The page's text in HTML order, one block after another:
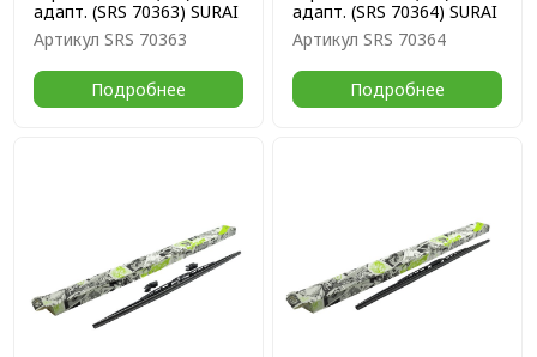
адапт. (SRS 70363) SURAI
Артикул SRS 70363
Подробнее
адапт. (SRS 70364) SURAI
Артикул SRS 70364
Подробнее